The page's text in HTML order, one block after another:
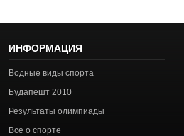
ИНФОРМАЦИЯ
Водные виды спорта
Будапешт 2010
Результаты олимпиады
Все о спорте